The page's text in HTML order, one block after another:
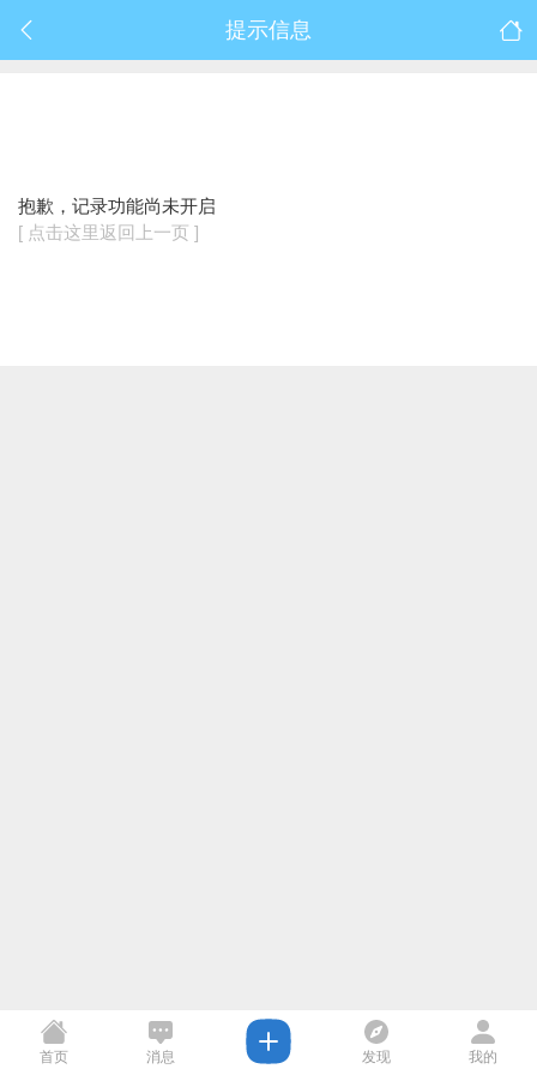
提示信息
抱歉，记录功能尚未开启
[ 点击这里返回上一页 ]
首页 消息 发现 我的